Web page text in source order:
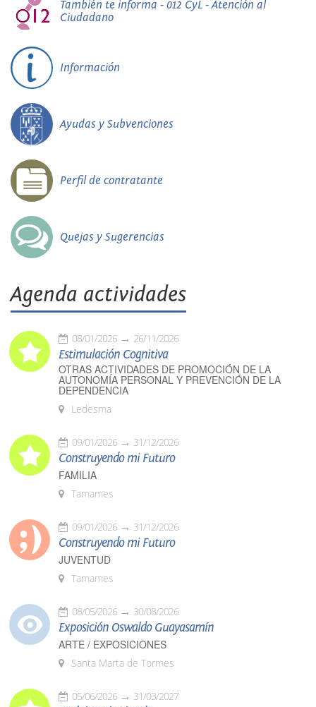
También te informa - 012 CyL - Atención al
Ciudadano
Información
Ayudas y Subvenciones
Perfil de contratante
Quejas y Sugerencias
Agenda actividades
08/01/2026 26/11/2026
Estimulación Cognitiva
OTRAS ACTIVIDADES DE PROMOCIÓN DE LA
AUTONOMÍA PERSONAL Y PREVENCIÓN DE LA
DEPENDENCIA
Ledesma
09/01/2026 31/12/2026
Construyendo mi Futuro
FAMILIA
Tamames
09/01/2026 31/12/2026
Construyendo mi Futuro
JUVENTUD
Tamames
08/05/2026 30/08/2026
Exposición Oswaldo Guayasamín
ARTE / EXPOSICIONES
Santa Marta de Tormes
05/06/2026 31/03/2027